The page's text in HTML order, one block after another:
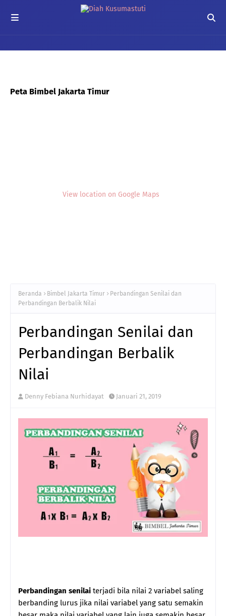
Peta Bimbel Jakarta Timur
View location on Google Maps
Beranda Bimbel Jakarta Timur
Perbandingan Senilai dan
Perbandingan Berbalik Nilai
Perbandingan Senilai dan
Perbandingan Berbalik
Nilai
Denny Febiana Nurhidayat Januari 21, 2019
Perbandingan senilai terjadi bila nilai 2 variabel saling
berbanding lurus jika nilai variabel yang satu semakin